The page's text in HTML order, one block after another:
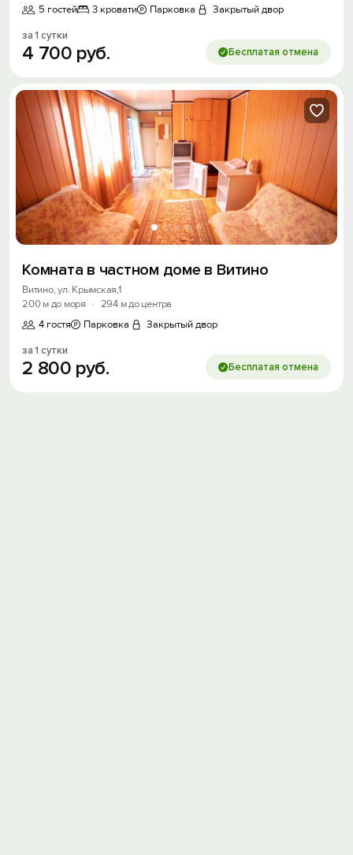
5 гостей
3 кровати Парковка Закрытый двор
за 1 сутки
4 700 руб. Бесплатая отмена
Комната в частном доме в Витино
Витино, ул. Крымская,1
200 м до моря
· 294 м до центра
4 гостя
Парковка Закрытый двор
за 1 сутки
2 800 руб. Бесплатая отмена